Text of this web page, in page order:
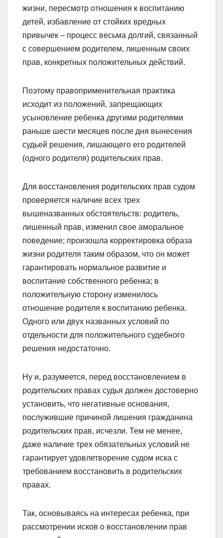
жизни, пересмотр отношения к воспитанию
детей, избавление от стойких вредных
привычек – процесс весьма долгий, связанный
с совершением родителем, лишенным своих
прав, конкретных положительных действий.
Поэтому правоприменительная практика
исходит из положений, запрещающих
усыновление ребенка другими родителями
раньше шести месяцев после дня вынесения
судьей решения, лишающего его родителей
(одного родителя) родительских прав.
Для восстановления родительских прав судом
проверяется наличие всех трех
вышеназванных обстоятельств: родитель,
лишенный прав, изменил свое аморальное
поведение; произошла корректировка образа
жизни родителя таким образом, что он может
гарантировать нормальное развитие и
воспитание собственного ребенка; в
положительную сторону изменилось
отношение родителя к воспитанию ребенка.
Одного или двух названных условий по
отдельности для положительного судебного
решения недостаточно.
Ну и, разумеется, перед восстановлением в
родительских правах судья должен достоверно
установить, что негативные основания,
послужившие причиной лишения гражданина
родительских прав, исчезли. Тем не менее,
даже наличие трех обязательных условий не
гарантирует удовлетворение судом иска с
требованием восстановить в родительских
правах.
Так, основываясь на интересах ребенка, при
рассмотрении исков о восстановлении прав